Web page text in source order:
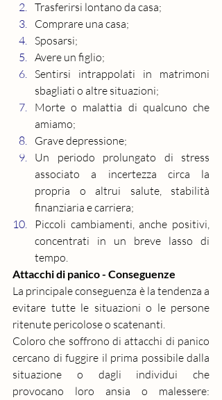
Trasferirsi lontano da casa;
Comprare una casa;
Sposarsi;
Avere un figlio;
Sentirsi intrappolati in matrimoni
sbagliati o altre situazioni;
Morte o malattia di qualcuno che
amiamo;
Grave depressione;
Un periodo prolungato di stress
associato a incertezza circa la
propria o altrui salute, stabilità
finanziaria e carriera;
Piccoli cambiamenti, anche positivi,
concentrati in un breve lasso di
tempo.
Attacchi di panico - Conseguenze
La principale conseguenza è la tendenza a
evitare tutte le situazioni o le persone
ritenute pericolose o scatenanti.
Coloro che soffrono di attacchi di panico
cercano di fuggire il prima possibile dalla
situazione o dagli individui che
provocano loro ansia o malessere: